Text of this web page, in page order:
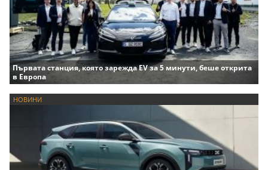
Първата станция, която зарежда EV за 5 минути, беше открита
в Европа
НОВИНИ